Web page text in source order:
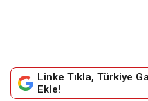
Linke Tıkla, Türkiye
Ekle!